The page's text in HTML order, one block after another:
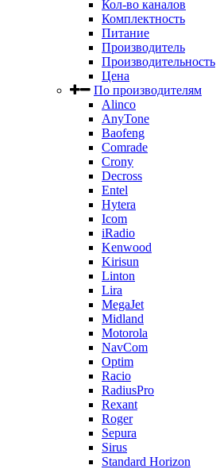
Кол-во каналов
Комплектность
Питание
Производитель
Производительность
Цена
По производителям
Alinco
AnyTone
Baofeng
Comrade
Crony
Decross
Entel
Hytera
Icom
iRadio
Kenwood
Kirisun
Linton
Lira
MegaJet
Midland
Motorola
NavCom
Optim
Racio
RadiusPro
Rexant
Roger
Sepura
Sirus
Standard Horizon